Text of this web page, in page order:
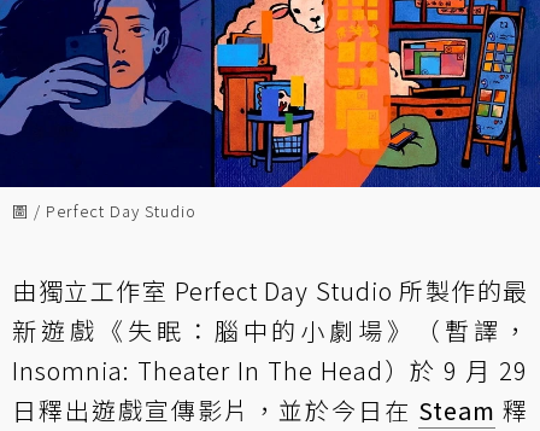
圖 / Perfect Day Studio
由獨立工作室 Perfect Day Studio 所製作的最
新遊戲《失眠：腦中的小劇場》（暫譯，
Insomnia: Theater In The Head）於 9 月 29
日釋出遊戲宣傳影片，並於今日在 Steam 釋